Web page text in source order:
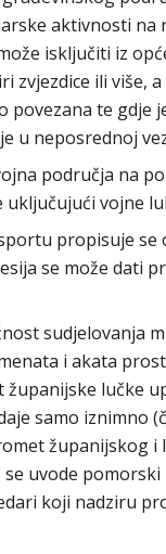
aktivnosti
isključiti iz
zvjezdice ili više,
te gdje
u neposrednoj
područja na
vojne
propisuje
se može dati
sudjelovanja
i akata
županijske lučke
samo iznimno
županijskog
se uvode
koji nadziru